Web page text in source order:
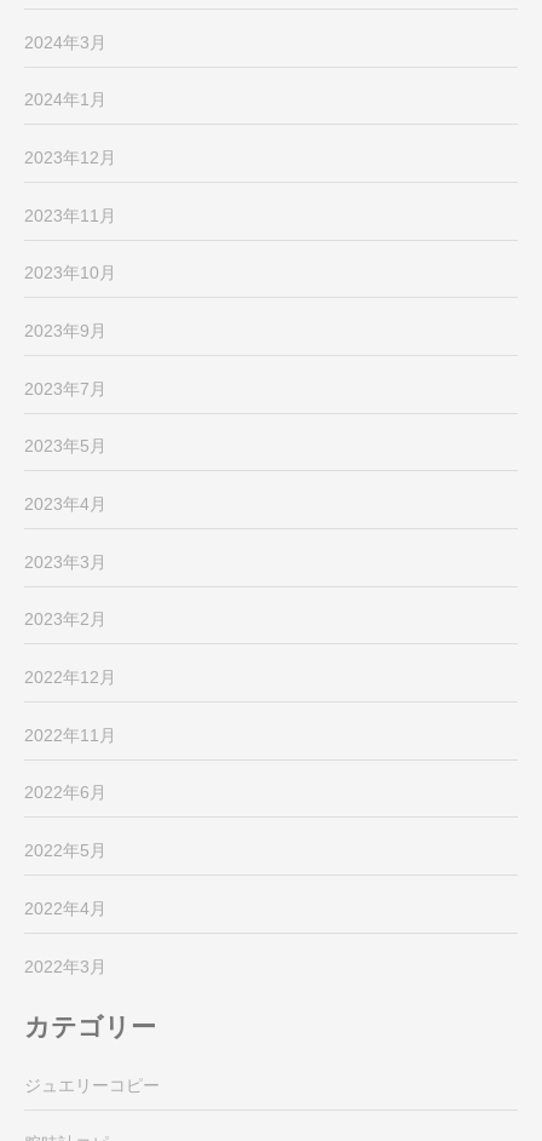
2024年3月
2024年1月
2023年12月
2023年11月
2023年10月
2023年9月
2023年7月
2023年5月
2023年4月
2023年3月
2023年2月
2022年12月
2022年11月
2022年6月
2022年5月
2022年4月
2022年3月
カテゴリー
ジュエリーコピー